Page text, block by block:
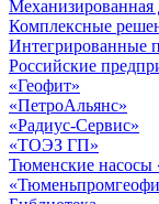
Механизированная
Комплексные
Интегрированные
Российские
«Геофит»
«ПетроАльянс»
«Радиус-Сервис»
«ТОЭЗ ГП»
Тюменские